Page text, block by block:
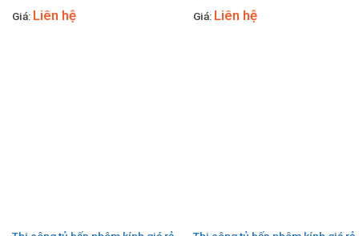
Giá: Liên hệ
Giá: Liên hệ